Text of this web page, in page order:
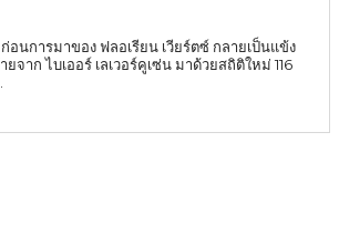
อนการมาของ ฟลอเรียน เวียร์ตซ์ กลายเป็นแข้ง
าก ไบเออร์ เลเวอร์คูเซ่น มาด้วยสถิติใหม่ 116